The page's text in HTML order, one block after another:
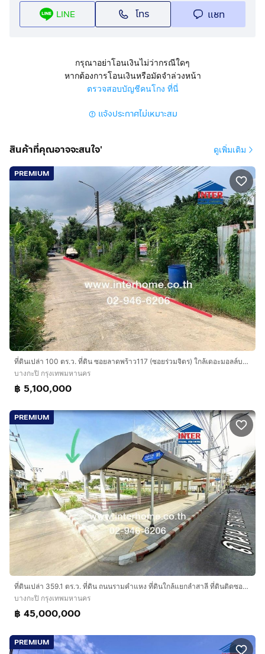
ลาดพร้าว และศรีนครินทร์
- ใกล้รถไฟฟ้าสายสีส้ม เพิ่มมูลค่าในอนาคต
สถานที่ใกล้เคียง :
- สนามบาสเบธานี
- โรงเรียนนานาชาติ Traill International School
- เดอะมอลล์ บางกะปิ
- สถานีรถไฟฟ้าสายสีส้ม
ราคา : 120,000 บาท / ตารางวา
ราคาขายรวม : 47,400,000 บาท
สนใจติดต่อ
คุณอธิคม :กดเพื่อดูเบอร์โทร xxxxxx889
LINE โทร แชท
กรุณาอย่าโอนเงินไม่ว่ากรณีใดๆ
หากต้องการโอนเงินหรือมัดจำล่วงหน้า
ตรวจสอบบัญชีคนโกง ที่นี่
แจ้งประกาศไม่เหมาะสม
สินค้าที่คุณอาจจะสนใจ' ดูเพิ่มเติม
PREMIUM
ที่ดินเปล่า 100 ตร.ว. ที่ดิน ซอยลาดพร้าว117 (ซอยร่วมจิตร) ใกล้เดอะมอลล์บางกะปิ ถนนลาดพร้าว เขตบางกะปิ กรุงเทพมหานคร
บางกะปิ กรุงเทพมหานคร
฿ 5,100,000
PREMIUM
ที่ดินเปล่า 359.1 ตร.ว. ที่ดิน ถนนรามคำแหง ที่ดินใกล้แยกลำสาลี ที่ดินติดซอยรามคำแหง95 ติดสถานีรถไฟฟ้าสายสีส้ม สถานีแยกลำสาลี
บางกะปิ กรุงเทพมหานคร
฿ 45,000,000
PREMIUM